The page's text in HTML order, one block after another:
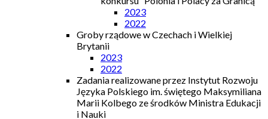
2023
2022
Groby rządowe w Czechach i Wielkiej
Brytanii
2023
2022
Zadania realizowane przez Instytut Rozwoju
Języka Polskiego im. świętego Maksymiliana
Marii Kolbego ze środków Ministra Edukacji
i Nauki